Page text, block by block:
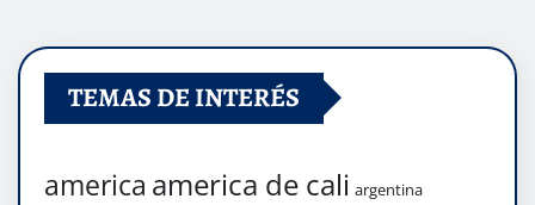
TEMAS DE INTERÉS
america america de cali argentina